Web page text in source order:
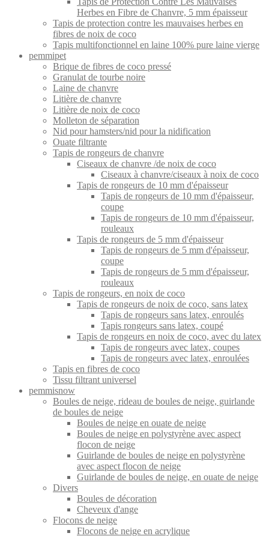
Herbes en Fibre de Chanvre, 5 mm épaisseur
Tapis de protection contre les mauvaises herbes en
fibres de noix de coco
Tapis multifonctionnel en laine 100% pure laine vierge
pemmipet
Brique de fibres de coco pressé
Granulat de tourbe noire
Laine de chanvre
Litière de chanvre
Litière de noix de coco
Molleton de séparation
Nid pour hamsters/nid pour la nidification
Ouate filtrante
Tapis de rongeurs de chanvre
Ciseaux de chanvre /de noix de coco
Ciseaux à chanvre/ciseaux à noix de coco
Tapis de rongeurs de 10 mm d'épaisseur
Tapis de rongeurs de 10 mm d'épaisseur,
coupe
Tapis de rongeurs de 10 mm d'épaisseur,
rouleaux
Tapis de rongeurs de 5 mm d'épaisseur
Tapis de rongeurs de 5 mm d'épaisseur,
coupe
Tapis de rongeurs de 5 mm d'épaisseur,
rouleaux
Tapis de rongeurs, en noix de coco
Tapis de rongeurs de noix de coco, sans latex
Tapis de rongeurs sans latex, enroulés
Tapis rongeurs sans latex, coupé
Tapis de rongeurs en noix de coco, avec du latex
Tapis de rongeurs avec latex, coupes
Tapis de rongeurs avec latex, enroulées
Tapis en fibres de coco
Tissu filtrant universel
pemmisnow
Boules de neige, rideau de boules de neige, guirlande
de boules de neige
Boules de neige en ouate de neige
Boules de neige en polystyrène avec aspect
flocon de neige
Guirlande de boules de neige en polystyrène
avec aspect flocon de neige
Guirlande de boules de neige, en ouate de neige
Divers
Boules de décoration
Cheveux d'ange
Flocons de neige
Flocons de neige en acrylique